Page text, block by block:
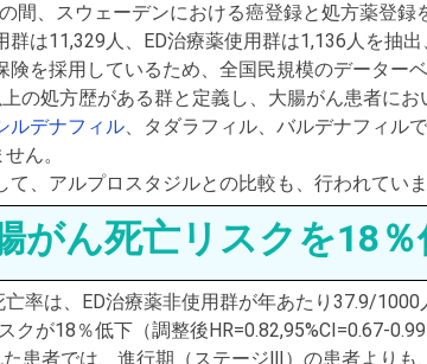
間、スウェーデンにおける癌登録と処方薬登
群は11,329人、ED治療薬使用群は1,136人を抽
を採用しているため、全国民規模のデーター
の処方歴がある群と定義し、大腸がん患者に
ルデナフィル、タダラフィル、バルデナフィル
ん。
て、アルプロスタジルとの比較も、行われていま
がん死亡リスクを18
率は、ED治療薬非使用群が年あたり37.9/
クが18％低下（調整後HR=0.82,95%CI=0.67-
た患者では、進行期（ステージⅢ）の患者より